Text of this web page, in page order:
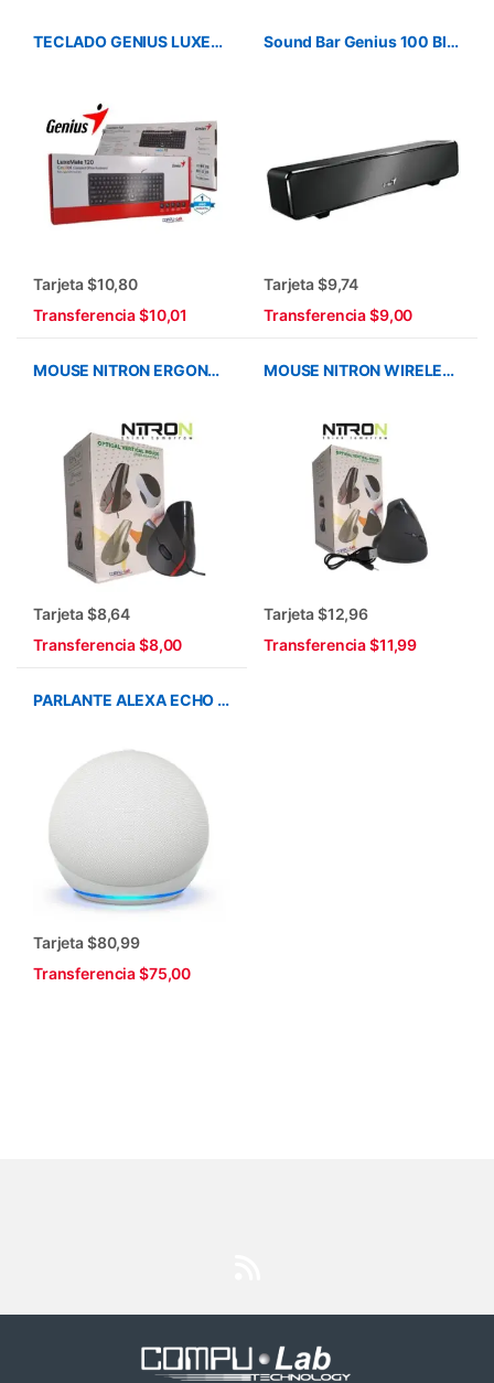
TECLADO GENIUS LUXEMATE 120 USB COMPACTO BLACK
Tarjeta $10,80
Transferencia $10,01
Sound Bar Genius 100 Black GP-19001
Tarjeta $9,74
Transferencia $9,00
MOUSE NITRON ERGONOMICO VERTICAL USB BLACK 030
Tarjeta $8,64
Transferencia $8,00
MOUSE NITRON WIRELESS ERGONOMICO VERTICAL RECARGABLE 037
Tarjeta $12,96
Transferencia $11,99
PARLANTE ALEXA ECHO DOT 5TAGEN BLANCO
Tarjeta $80,99
Transferencia $75,00